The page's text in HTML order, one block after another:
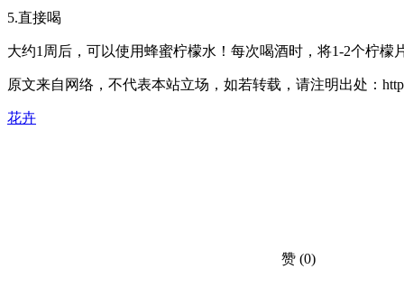
5.直接喝
大约1周后，可以使用蜂蜜柠檬水！每次喝酒时，将1-2个柠
原文来自网络，不代表本站立场，如若转载，请注明出处：
花卉
赞 (0)